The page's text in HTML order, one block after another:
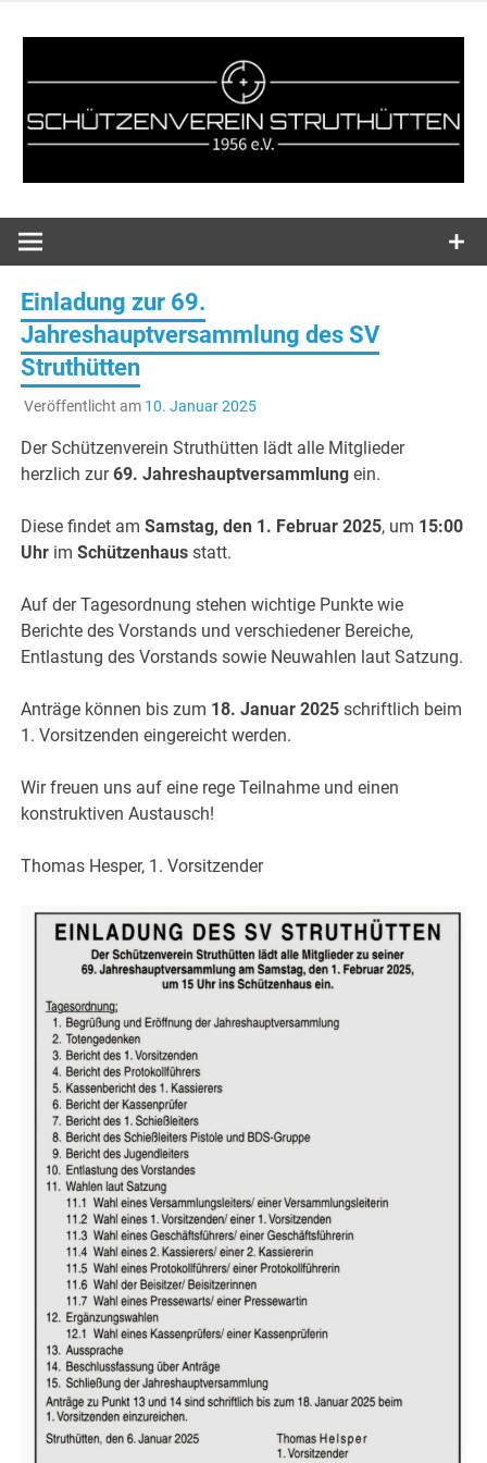
Inhalt
SV
Struthütten
1956 e.V.
Einladung zur 69.
Jahreshauptversammlung des SV
Struthütten
Veröffentlicht am 10. Januar 2025
Der Schützenverein Struthütten lädt alle Mitglieder
herzlich zur69. Jahreshauptversammlung ein.
Diese findet amSamstag, den 1. Februar 2025, um 15:00
Uhr imSchützenhaus statt.
Auf der Tagesordnung stehen wichtige Punkte wie
Berichte des Vorstands und verschiedener Bereiche,
Entlastung des Vorstands sowie Neuwahlen laut Satzung.
Anträge können bis zum 18. Januar 2025 schriftlich beim
1. Vorsitzenden eingereicht werden.
Wir freuen uns auf eine rege Teilnahme und einen
konstruktiven Austausch!
Thomas Hesper, 1. Vorsitzender